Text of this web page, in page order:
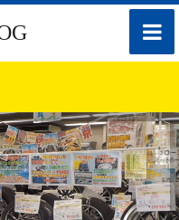
toggle